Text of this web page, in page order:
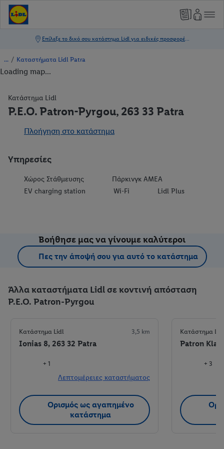
/ Καταστήματα Lidl Patra
Loading map...
Κατάστημα Lidl
P.E.O. Patron-Pyrgou, 263 33 Patra
Πλοήγηση στο κατάστημα
Υπηρεσίες
Χώρος Στάθμευσης
Πάρκινγκ ΑΜΕΑ
EV charging station
Wi-Fi Lidl Plus
Βοήθησε μας να γίνουμε καλύτεροι
Πες την άποψή σου για αυτό το κατάστημα
Άλλα καταστήματα Lidl σε κοντινή απόσταση
P.E.O. Patron-Pyrgou
Κατάστημα Lidl 3,5 km
Ionias 8, 263 32 Patra
+ 1
Λεπτομέρειες καταστήματος
Ορισμός ως αγαπημένο
κατάστημα
Κατάστημα
Patron
+ 3